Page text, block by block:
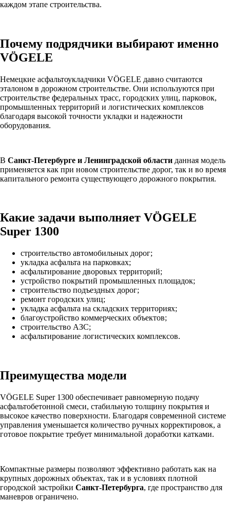
каждом этапе строительства.
Почему подрядчики выбирают именно
VÖGELE
Немецкие асфальтоукладчики VÖGELE давно считаются
эталоном в дорожном строительстве. Они используются при
строительстве федеральных трасс, городских улиц, парковок,
промышленных территорий и логистических комплексов
благодаря высокой точности укладки и надежности
оборудования.
В Санкт-Петербурге и Ленинградской области данная модель
применяется как при новом строительстве дорог, так и во время
капитального ремонта существующего дорожного покрытия.
Какие задачи выполняет VÖGELE
Super 1300
строительство автомобильных дорог;
укладка асфальта на парковках;
асфальтирование дворовых территорий;
устройство покрытий промышленных площадок;
строительство подъездных дорог;
ремонт городских улиц;
укладка асфальта на складских территориях;
благоустройство коммерческих объектов;
строительство АЗС;
асфальтирование логистических комплексов.
Преимущества модели
VÖGELE Super 1300 обеспечивает равномерную подачу
асфальтобетонной смеси, стабильную толщину покрытия и
высокое качество поверхности. Благодаря современной системе
управления уменьшается количество ручных корректировок, а
готовое покрытие требует минимальной доработки катками.
Компактные размеры позволяют эффективно работать как на
крупных дорожных объектах, так и в условиях плотной
городской застройки Санкт-Петербурга, где пространство для
маневров ограничено.